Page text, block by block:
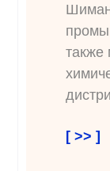
также
[ >> ]